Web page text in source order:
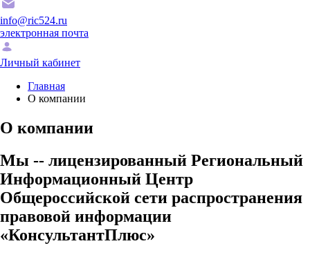
info@ric524.ru
электронная почта
Личный кабинет
Главная
О компании
О компании
Мы -- лицензированный Региональный
Информационный Центр
Общероссийской сети распространения
правовой информации
«КонсультантПлюс»